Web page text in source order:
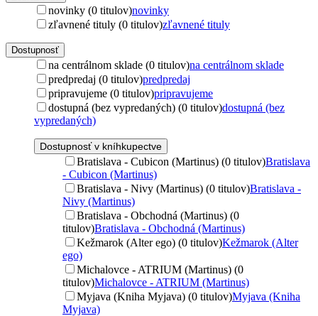
novinky (0 titulov)novinky
zľavnené tituly (0 titulov)zľavnené tituly
Dostupnosť
na centrálnom sklade (0 titulov)na centrálnom sklade
predpredaj (0 titulov)predpredaj
pripravujeme (0 titulov)pripravujeme
dostupná (bez vypredaných) (0 titulov)dostupná (bez
vypredaných)
Dostupnosť v kníhkupectve
Bratislava - Cubicon (Martinus) (0 titulov)Bratislava
- Cubicon (Martinus)
Bratislava - Nivy (Martinus) (0 titulov)Bratislava -
Nivy (Martinus)
Bratislava - Obchodná (Martinus) (0
titulov)Bratislava - Obchodná (Martinus)
Kežmarok (Alter ego) (0 titulov)Kežmarok (Alter
ego)
Michalovce - ATRIUM (Martinus) (0
titulov)Michalovce - ATRIUM (Martinus)
Myjava (Kniha Myjava) (0 titulov)Myjava (Kniha
Myjava)